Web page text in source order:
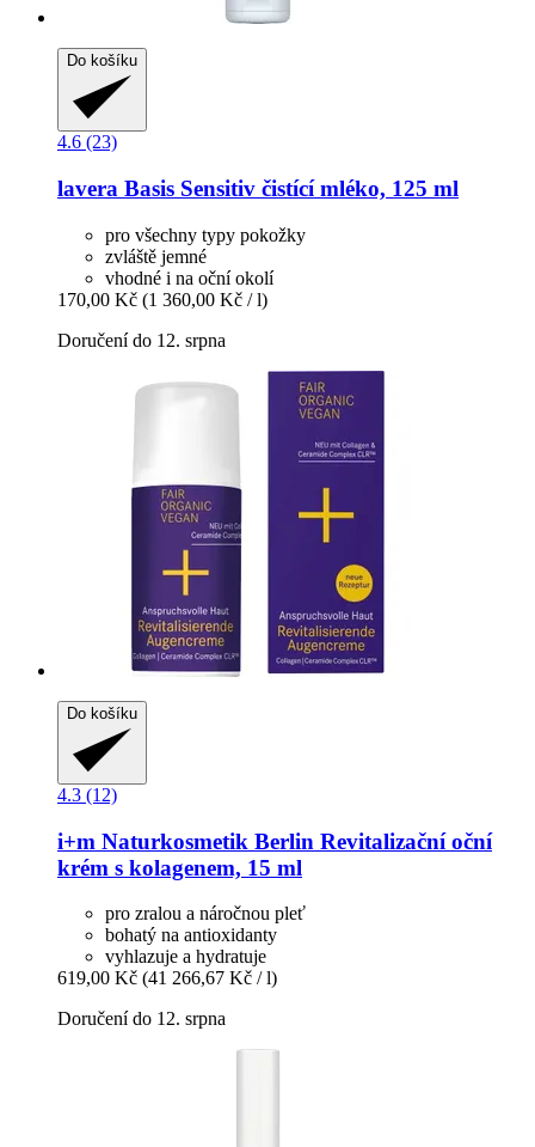
Do košíku
4.6 (23)
lavera Basis Sensitiv čistící mléko, 125 ml
pro všechny typy pokožky
zvláště jemné
vhodné i na oční okolí
170,00 Kč (1 360,00 Kč / l)
Doručení do 12. srpna
Do košíku
4.3 (12)
i+m Naturkosmetik Berlin Revitalizační oční
krém s kolagenem, 15 ml
pro zralou a náročnou pleť
bohatý na antioxidanty
vyhlazuje a hydratuje
619,00 Kč (41 266,67 Kč / l)
Doručení do 12. srpna